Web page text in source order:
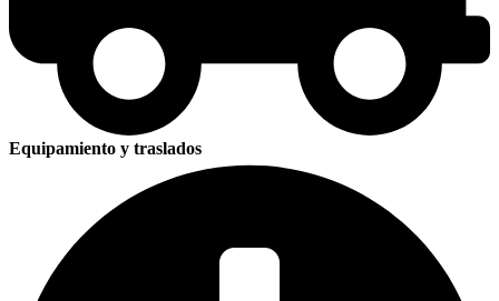
Equipamiento y traslados